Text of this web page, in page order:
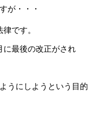
が・・・
です。
に最後の改正がされ
うにしようという目的